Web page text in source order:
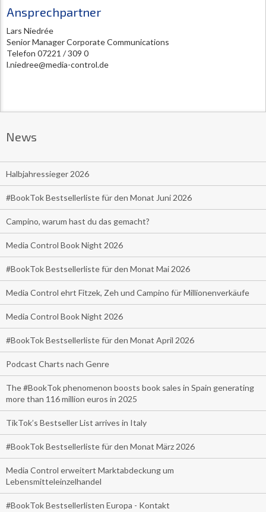
Ansprechpartner
Lars Niedrée
Senior Manager Corporate Communications
Telefon 07221 / 309 0
l.niedree@media-control.de
News
Halbjahressieger 2026
#BookTok Bestsellerliste für den Monat Juni 2026
Campino, warum hast du das gemacht?
Media Control Book Night 2026
#BookTok Bestsellerliste für den Monat Mai 2026
Media Control ehrt Fitzek, Zeh und Campino für Millionenverkäufe
Media Control Book Night 2026
#BookTok Bestsellerliste für den Monat April 2026
Podcast Charts nach Genre
The #BookTok phenomenon boosts book sales in Spain generating
more than 116 million euros in 2025
TikTok’s Bestseller List arrives in Italy
#BookTok Bestsellerliste für den Monat März 2026
Media Control erweitert Marktabdeckung um
Lebensmitteleinzelhandel
#BookTok Bestsellerlisten Europa - Kontakt